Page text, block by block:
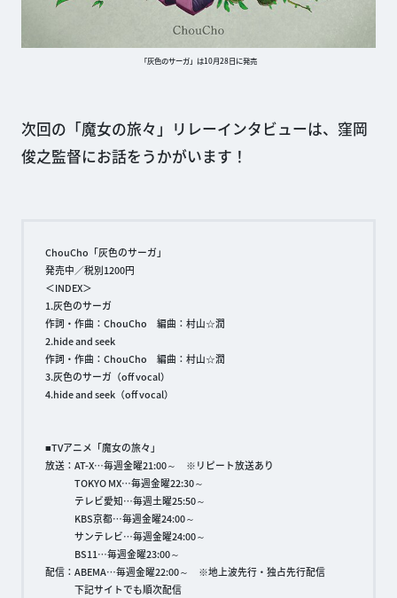
「灰色のサーガ」は10月28日に発売
次回の「魔女の旅々」リレーインタビューは、窪岡
俊之監督にお話をうかがいます！
ChouCho「灰色のサーガ」
発売中／税別1200円
＜INDEX＞
1.灰色のサーガ
作詞・作曲：ChouCho 編曲：村山☆潤
2.hide and seek
作詞・作曲：ChouCho 編曲：村山☆潤
3.灰色のサーガ（off vocal）
4.hide and seek（off vocal）
■TVアニメ「魔女の旅々」
放送：AT-X…毎週金曜21:00～ ※リピート放送あり
TOKYO MX…毎週金曜22:30～
テレビ愛知…毎週土曜25:50～
KBS京都…毎週金曜24:00～
サンテレビ…毎週金曜24:00～
BS11…毎週金曜23:00～
配信：ABEMA…毎週金曜22:00～ ※地上波先行・独占先行配信
下記サイトでも順次配信